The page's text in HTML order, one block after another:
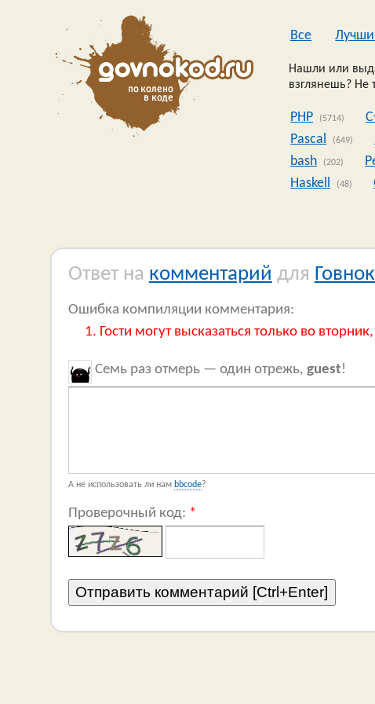
Все
Нашли или
взглянешь? Не
PHP (5714)
Pascal (649)
bash (202)
Haskell (48)
Ответ на комментарий для
Ошибка компиляции комментария:
Гости могут высказаться только во
Семь раз отмерь — один отрежь, guest!
А не использовать ли нам bbcode?
Проверочный код: *